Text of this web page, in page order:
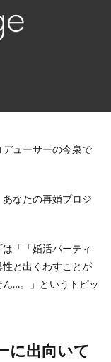
ューサーの今泉で
なたの再婚プロジ
「「婚活パーティ
と出くわすことが
…。」というトピッ
に出向いて